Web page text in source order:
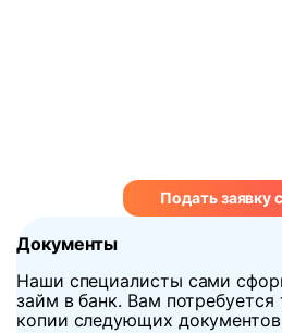
Подать заявку
Документы
Наши специалисты сами
займ в банк. Вам потребуется
копии следующих